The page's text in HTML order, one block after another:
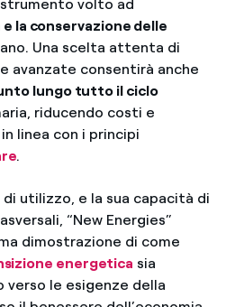
volto ad
la conservazione delle
Una scelta attenta di
avanzate consentirà anche
lungo tutto il ciclo
riducendo costi e
linea con i principi
.
utilizzo, e la sua capacità di
“New Energies”
dimostrazione di come
energetica sia
verso le esigenze della